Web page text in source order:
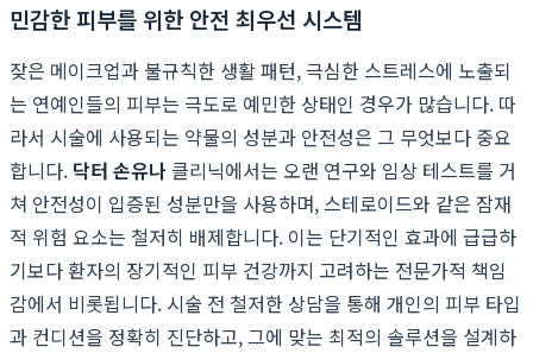
민감한 피부를 위한 안전 최우선 시스템
잦은 메이크업과 불규칙한 생활 패턴, 극심한 스트레스에 노출되
는 연예인들의 피부는 극도로 예민한 상태인 경우가 많습니다. 따
라서 시술에 사용되는 약물의 성분과 안전성은 그 무엇보다 중요
합니다. 닥터 손유나 클리닉에서는 오랜 연구와 임상 테스트를 거
쳐 안전성이 입증된 성분만을 사용하며, 스테로이드와 같은 잠재
적 위험 요소는 철저히 배제합니다. 이는 단기적인 효과에 급급하
기보다 환자의 장기적인 피부 건강까지 고려하는 전문가적 책임
감에서 비롯됩니다. 시술 전 철저한 상담을 통해 개인의 피부 타입
과 컨디션을 정확히 진단하고, 그에 맞는 최적의 솔루션을 설계하